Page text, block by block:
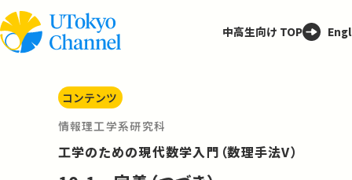
中高生向け TOP
コンテンツ
情報理工学系研究科
工学のための現代数学入門（数理手法V）